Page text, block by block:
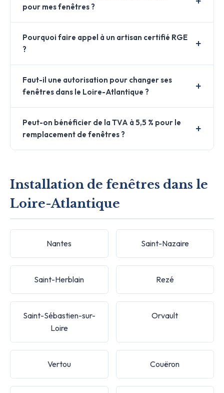
pour mes fenêtres ?
Pourquoi faire appel à un artisan certifié RGE
?
Faut-il une autorisation pour changer ses
fenêtres dans le Loire-Atlantique ?
Peut-on bénéficier de la TVA à 5,5 % pour le
remplacement de fenêtres ?
Installation de fenêtres dans le
Loire-Atlantique
Nantes Saint-Nazaire
Saint-Herblain Rezé
Saint-Sébastien-sur-
Loire
Orvault
Vertou Couëron